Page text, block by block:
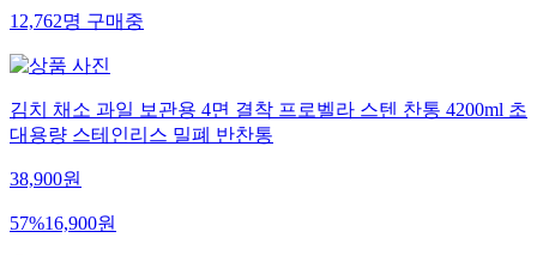
12,762명구매중
김치 채소 과일 보관용 4면 결착 프로벨라 스텐 찬통 4200ml 초
대용량 스테인리스 밀폐 반찬통
38,900원
57%16,900원